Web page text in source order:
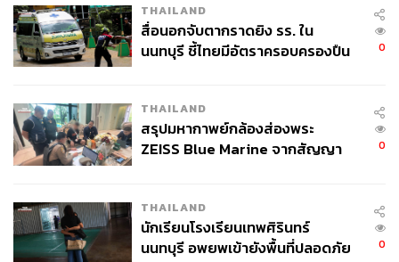
THAILAND
สื่อนอกจับตากราดยิง รร. ใน
นนทบุรี ชี้ไทยมีอัตราครอบครองปืน
0
THAILAND
สรุปมหากาพย์กล้องส่องพระ
ZEISS Blue Marine จากสัญญา
จ่ายหนี้-แอบระบุแบรนด์
0
THAILAND
นักเรียนโรงเรียนเทพศิรินทร์
นนทบุรี อพยพเข้ายังพื้นที่ปลอดภัย
0